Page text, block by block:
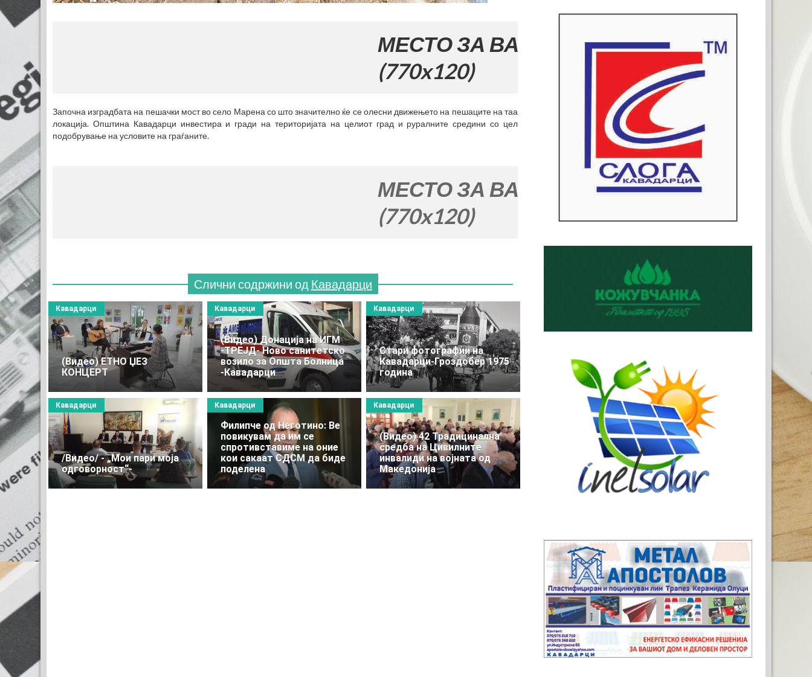
МЕСТО ЗА ВАШАТА РЕКЛАМА
(770x120)
Започна изградбата на пешачки мост во село Марена со што значително ќе се олесни движењето на пешаците на таа
локација. Општина Кавадарци инвестира и гради на територијата на целиот град и руралните средини со цел
подобрување на условите на граѓаните.
МЕСТО ЗА ВАШАТА РЕКЛАМА
(770x120)
Слични содржини од Кавадарци
(Видео) ЕТНО ЏЕЗ
КОНЦЕРТ
Кавадарци
(Видео) Донација на ИГМ
-ТРЕЈД- Ново санитетско
возило за Општа Болница
-Кавадарци
Кавадарци
Стари фотографии на
Кавадарци-Гроздобер 1975
година
Кавадарци
/Видео/ - „Мои пари моја
одговорност“-
Кавадарци
Филипче од Неготино: Ве
повикувам да им се
спротивставиме на оние
кои сакаат СДСМ да биде
поделена
Кавадарци
(Видео) 42 Традицинална
средба на Цивилните
инвалиди на војната од
Македонија
Кавадарци